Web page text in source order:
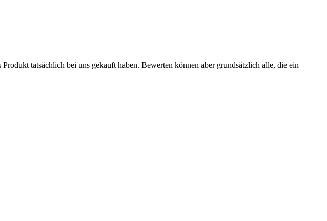
tatsächlich bei uns gekauft haben. Bewerten können aber grundsätzlich alle, die ein